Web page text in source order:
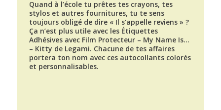
Quand à l’école tu prêtes tes crayons, tes
stylos et autres fournitures, tu te sens
toujours obligé de dire « Il s’appelle reviens » ?
Ça n’est plus utile avec les Étiquettes
Adhésives avec Film Protecteur – My Name Is…
– Kitty de Legami. Chacune de tes affaires
portera ton nom avec ces autocollants colorés
et personnalisables.